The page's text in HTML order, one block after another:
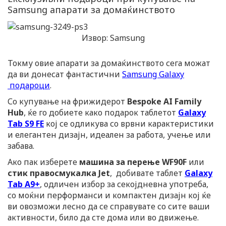
Samsung апарати за домаќинството
Извор: Samsung
Токму овие апарати за домаќинството сега можат
да ви донесат фантастични Samsung Galaxy
подароци.
Со купување на фрижидерот Bespoke AI Family
Hub, ќе го добиете како подарок таблетот Galaxy
Tab S9 FE кој се одликува со врвни карактеристики
и елегантен дизајн, идеален за работа, учење или
забава.
Ако пак изберете машина за перење WF90F или
стик правосмукалка Jet, добивате таблет Galaxy
Tab A9+, одличен избор за секојдневна употреба,
со моќни перформанси и компактен дизајн кој ќе
ви овозможи лесно да се справувате со сите ваши
активности, било да сте дома или во движење.